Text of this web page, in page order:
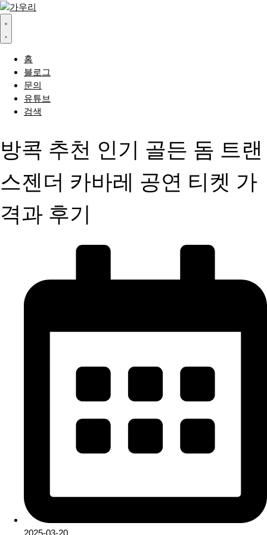
홈
블로그
문의
유튜브
검색
방콕 추천 인기 골든 돔 트랜
스젠더 카바레 공연 티켓 가
격과 후기